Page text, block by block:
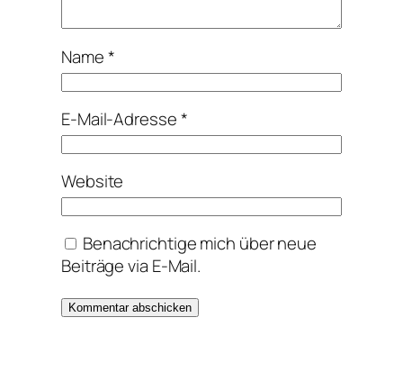
Name*
E-Mail-Adresse*
Website
Benachrichtige mich über neue
Beiträge via E-Mail.